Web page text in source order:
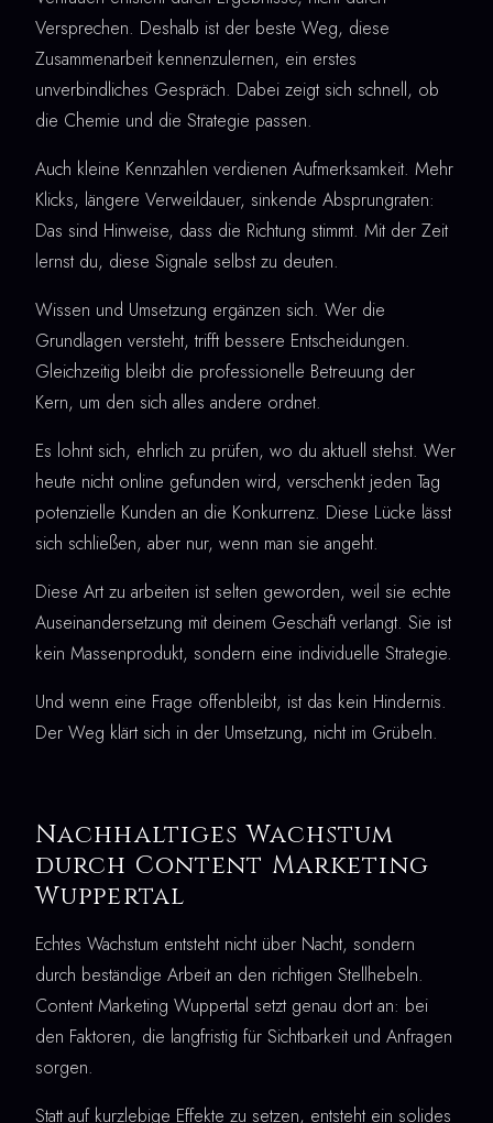
Versprechen. Deshalb ist der beste Weg, diese
Zusammenarbeit kennenzulernen, ein erstes
unverbindliches Gespräch. Dabei zeigt sich schnell, ob
die Chemie und die Strategie passen.
Auch kleine Kennzahlen verdienen Aufmerksamkeit. Mehr
Klicks, längere Verweildauer, sinkende Absprungraten:
Das sind Hinweise, dass die Richtung stimmt. Mit der Zeit
lernst du, diese Signale selbst zu deuten.
Wissen und Umsetzung ergänzen sich. Wer die
Grundlagen versteht, trifft bessere Entscheidungen.
Gleichzeitig bleibt die professionelle Betreuung der
Kern, um den sich alles andere ordnet.
Es lohnt sich, ehrlich zu prüfen, wo du aktuell stehst. Wer
heute nicht online gefunden wird, verschenkt jeden Tag
potenzielle Kunden an die Konkurrenz. Diese Lücke lässt
sich schließen, aber nur, wenn man sie angeht.
Diese Art zu arbeiten ist selten geworden, weil sie echte
Auseinandersetzung mit deinem Geschäft verlangt. Sie ist
kein Massenprodukt, sondern eine individuelle Strategie.
Und wenn eine Frage offenbleibt, ist das kein Hindernis.
Der Weg klärt sich in der Umsetzung, nicht im Grübeln.
Nachhaltiges Wachstum
durch Content Marketing
Wuppertal
Echtes Wachstum entsteht nicht über Nacht, sondern
durch beständige Arbeit an den richtigen Stellhebeln.
Content Marketing Wuppertal setzt genau dort an: bei
den Faktoren, die langfristig für Sichtbarkeit und Anfragen
sorgen.
Statt auf kurzlebige Effekte zu setzen, entsteht ein solides